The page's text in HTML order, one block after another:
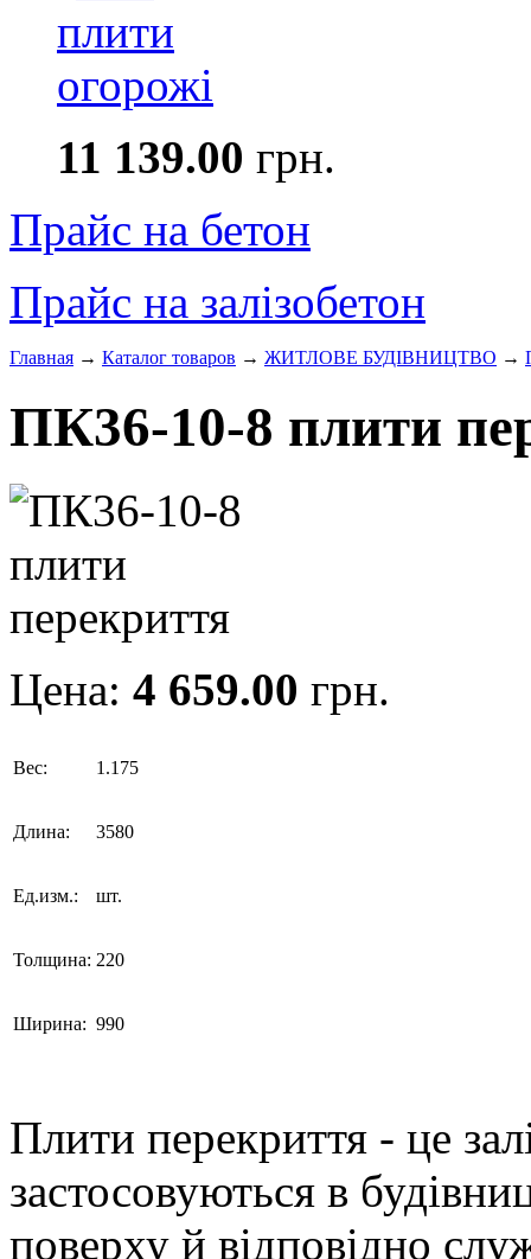
11 139.00 грн.
Прайс на бетон
Прайс на залізобетон
Главная → Каталог товаров → ЖИТЛОВЕ БУДIВНИЦТВО →
ПК36-10-8 плити
Цена: 4 659.00 грн.
Вес: 1.175
Длина: 3580
Ед.изм.: шт.
Толщина: 220
Ширина: 990
Плити перекриття - це
застосовуються в
поверху й відповідно